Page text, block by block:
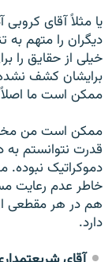
یا مثلاً آقای
دیگران را متهم
خیلی از حقایق را
برایشان کشف
ممکن است ما اصلاً
ممکن است من
قدرت نتوانستم
دموکراتیک
خاطر عدم رعایت
هم در هر مقطعی از
دارد.